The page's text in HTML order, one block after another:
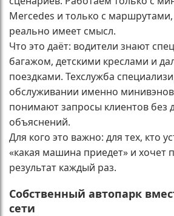
Mercedes и только с
реально имеет смысл.
Что это даёт: водители знают
багажом, детскими креслами и
поездками. Техслужба
обслуживании именно
понимают запросы клиентов без
объяснений.
Для кого это важно: для тех, кто
«какая машина приедет» и хочет
результат каждый раз.
Собственный автопарк
сети